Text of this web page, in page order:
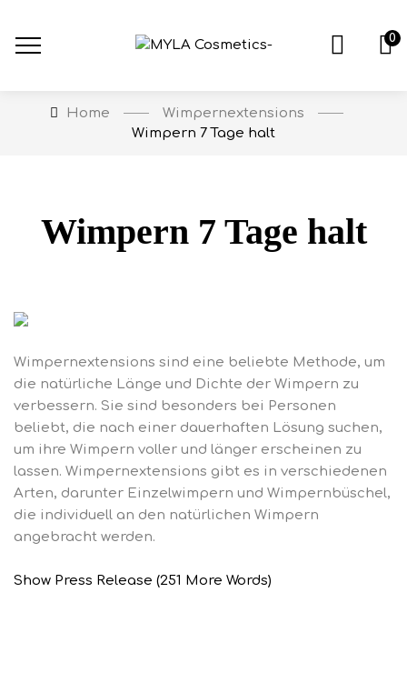
0
Home
Wimpernextensions
Wimpern 7 Tage halt
Wimpern 7 Tage halt
Wimpernextensions sind eine beliebte Methode, um
die natürliche Länge und Dichte der Wimpern zu
verbessern. Sie sind besonders bei Personen
beliebt, die nach einer dauerhaften Lösung suchen,
um ihre Wimpern voller und länger erscheinen zu
lassen. Wimpernextensions gibt es in verschiedenen
Arten, darunter Einzelwimpern und Wimpernbüschel,
die individuell an den natürlichen Wimpern
angebracht werden.
Show Press Release (251 More Words)